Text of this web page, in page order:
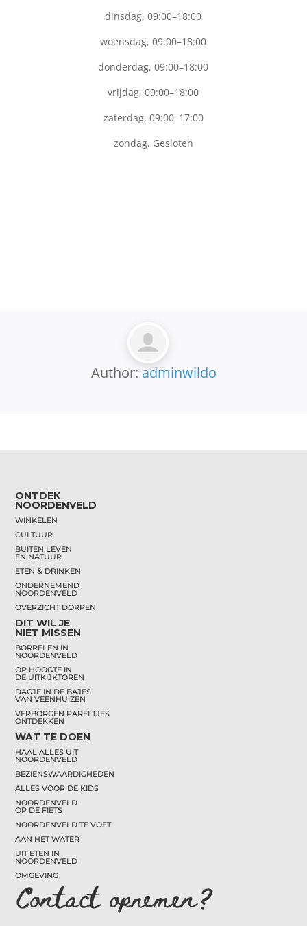
dinsdag, 09:00–18:00
woensdag, 09:00–18:00
donderdag, 09:00–18:00
vrijdag, 09:00–18:00
zaterdag, 09:00–17:00
zondag, Gesloten
Author: adminwildo
ONTDEK
NOORDENVELD
WINKELEN
CULTUUR
BUITEN LEVEN
EN NATUUR
ETEN & DRINKEN
ONDERNEMEND
NOORDENVELD
OVERZICHT DORPEN
DIT WIL JE
NIET MISSEN
BORRELEN IN
NOORDENVELD
OP HOOGTE IN
DE UITKIJKTOREN
DAGJE IN DE BAJES
VAN VEENHUIZEN
VERBORGEN PARELTJES
ONTDEKKEN
WAT TE DOEN
HAAL ALLES UIT
NOORDENVELD
BEZIENSWAARDIGHEDEN
ALLES VOOR DE KIDS
NOORDENVELD
OP DE FIETS
NOORDENVELD TE VOET
AAN HET WATER
UIT ETEN IN
NOORDENVELD
OMGEVING
Contact opnemen?